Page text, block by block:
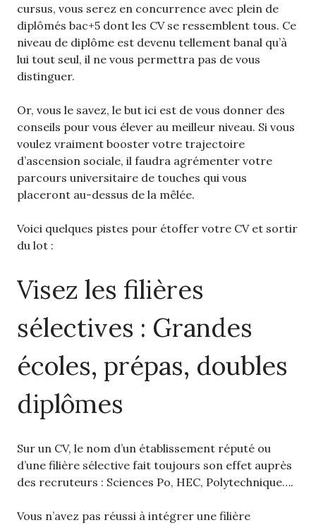
cursus, vous serez en concurrence avec plein de
diplômés bac+5 dont les CV se ressemblent tous. Ce
niveau de diplôme est devenu tellement banal qu’à
lui tout seul, il ne vous permettra pas de vous
distinguer.
Or, vous le savez, le but ici est de vous donner des
conseils pour vous élever au meilleur niveau. Si vous
voulez vraiment booster votre trajectoire
d’ascension sociale, il faudra agrémenter votre
parcours universitaire de touches qui vous
placeront au-dessus de la mêlée.
Voici quelques pistes pour étoffer votre CV et sortir
du lot :
Visez les filières
sélectives : Grandes
écoles, prépas, doubles
diplômes
Sur un CV, le nom d’un établissement réputé ou
d’une filière sélective fait toujours son effet auprès
des recruteurs : Sciences Po, HEC, Polytechnique….
Vous n’avez pas réussi à intégrer une filière